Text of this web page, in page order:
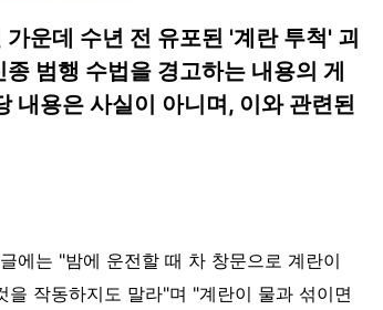
운데 수년 전 유포된 '계란 투척' 괴
범행 수법을 경고하는 내용의 게
내용은 사실이 아니며, 이와 관련된
에는 "밤에 운전할 때 차 창문으로 계란이
작동하지도 말라"며 "계란이 물과 섞이면